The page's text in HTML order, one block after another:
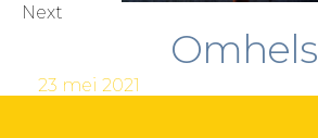
Next
Omhels
23 mei 2021